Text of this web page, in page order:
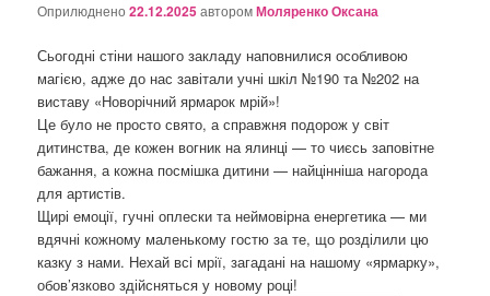
о
а
п
и
с
а
х
Оприлюднено22.12.2025 авторомМоляренко Оксана
Сьогодні стіни нашого закладу наповнилися особливою
магією, адже до нас завітали учні шкіл №190 та №202 на
виставу «Новорічний ярмарок мрій»!
Це було не просто свято, а справжня подорож у світ
дитинства, де кожен вогник на ялинці — то чиєсь заповітне
бажання, а кожна посмішка дитини — найцінніша нагорода
для артистів.
Щирі емоції, гучні оплески та неймовірна енергетика — ми
вдячні кожному маленькому гостю за те, що розділили цю
казку з нами. Нехай всі мрії, загадані на нашому «ярмарку»,
обов’язково здійсняться у новому році!